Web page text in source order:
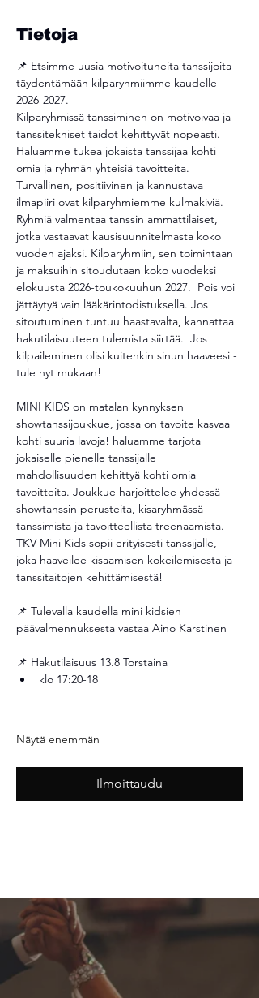
Tietoja
📌 Etsimme uusia motivoituneita tanssijoita
täydentämään kilparyhmiimme kaudelle
2026-2027.
Kilparyhmissä tanssiminen on motivoivaa ja
tanssitekniset taidot kehittyvät nopeasti.
Haluamme tukea jokaista tanssijaa kohti
omia ja ryhmän yhteisiä tavoitteita.
Turvallinen, positiivinen ja kannustava
ilmapiiri ovat kilparyhmiemme kulmakiviä.
Ryhmiä valmentaa tanssin ammattilaiset,
jotka vastaavat kausisuunnitelmasta koko
vuoden ajaksi. Kilparyhmiin, sen toimintaan
ja maksuihin sitoudutaan koko vuodeksi
elokuusta 2026-toukokuuhun 2027.  Pois voi
jättäytyä vain lääkärintodistuksella. Jos
sitoutuminen tuntuu haastavalta, kannattaa
hakutilaisuuteen tulemista siirtää.  Jos
kilpaileminen olisi kuitenkin sinun haaveesi -
tule nyt mukaan!
MINI KIDS on matalan kynnyksen
showtanssijoukkue, jossa on tavoite kasvaa
kohti suuria lavoja! haluamme tarjota
jokaiselle pienelle tanssijalle
mahdollisuuden kehittyä kohti omia
tavoitteita. Joukkue harjoittelee yhdessä
showtanssin perusteita, kisaryhmässä
tanssimista ja tavoitteellista treenaamista.
TKV Mini Kids sopii erityisesti tanssijalle,
joka haaveilee kisaamisen kokeilemisesta ja
tanssitaitojen kehittämisestä!
📌 Tulevalla kaudella mini kidsien
päävalmennuksesta vastaa Aino Karstinen
📌 Hakutilaisuus 13.8 Torstaina
klo 17:20-18
Näytä enemmän
Ilmoittaudu